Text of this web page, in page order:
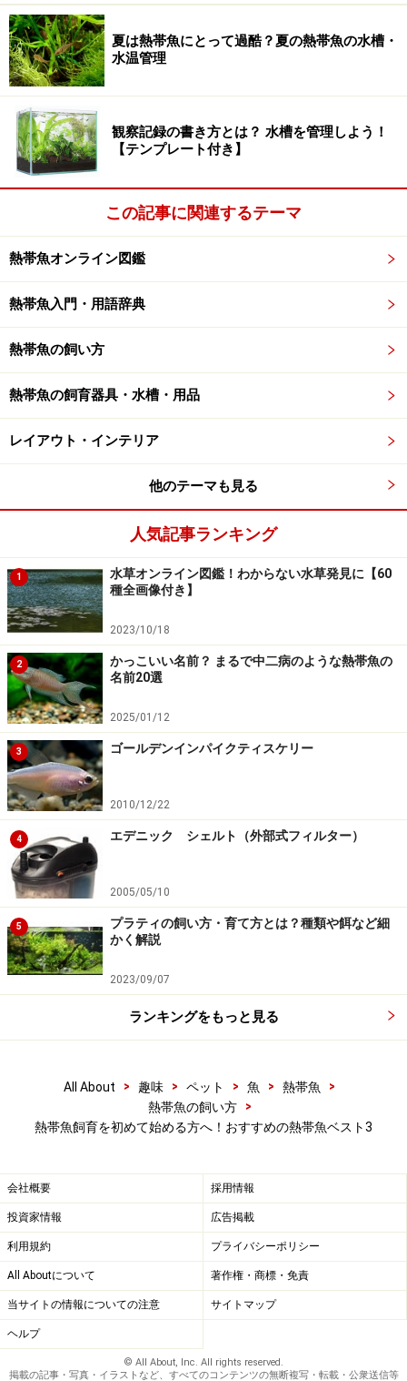
第3位 透明な体が魅力
トランスルーセントキャットフィッシュ
この透明感を見よ！骨までしっかり透けて見える
■水草とのコントラストが美しい
トランスルーセントキャットフィッシュは東南アジアに
生息するナマズの一種で、その特徴は何といってもこの
透明な体です。ここまで透明感のある魚は他にはほとん
どいません。透明な生物を飼育できること……これはアク
アリストの大きな特権と言っても過言ではありません。
しかもこの魚、ただ透明感を楽しめるだけではありませ
ん。光の当たる角度によって、透明な筋肉がプリズムの
ような効果を生み、虹のように輝きます。実はとても多
彩な色を楽しめる魚なのです。
※アクアリスト…熱帯魚などの水生動物を飼う人
特に、ろ過器等を使用して穏やかな水流を作り、沢山の
水草を植え込んだ水槽にこの魚を群泳させると、透明な
体越しに揺らめく水草の緑が映え、とても涼しげで爽や
かな水槽になります。最初はなかなか難しいかもしれま
せんが、ぜひ機会があれば、水草たっぷりの水槽で飼育
されてみてはどうでしょう。
■水槽には何匹か入れよう
群れで生活する魚なので、できるだけ匹数は多く入れる
ことをお勧めします。それなりの大きさには成長します
ので、水槽は45センチ以上は欲しいところです。
■ろ過器は性能の良いものを使おう
水質に対する順応性も高いですが、せっかくの魅力的な
透明な体も、水槽の水が汚れて濁っていては魅力半減で
す。やはり油断せずに定期的な水換えを行ったり、ろ過
能力に余裕のあるろ過器を使用して、飼育水の透明感を
高く保つ事を意識して飼育されるのが良いのではないで
しょうか。
第2位 色彩の美しさが特徴
ゴールデンハニードワーフグラミー
腹ビレを動かす仕草がとても可愛らしい
ゴールデンハニードワーフグラミーはインドに生息する
ハニードワーフグラミーという魚の改良品種です。明る
いレモンイエローがとても美しく、繁殖期のオスはより
色濃く、綺麗になります。
非常にメリハリのある泳ぎ方が特徴で、少し動いたかと
思うと、ピタッと止まるような独特な泳ぎ方です。触覚
のような腹ビレをひょこひょこと動かし、他個体やエサ
夏は熱帯魚にとって過酷？夏の熱帯魚の水槽・
水温管理
観察記録の書き方とは？ 水槽を管理しよう！
【テンプレート付き】
この記事に関連するテーマ
熱帯魚オンライン図鑑
熱帯魚入門・用語辞典
熱帯魚の飼い方
熱帯魚の飼育器具・水槽・用品
レイアウト・インテリア
他のテーマも見る
人気記事ランキング
1
水草オンライン図鑑！わからない水草発見に【60
種全画像付き】
2023/10/18
2
かっこいい名前？ まるで中二病のような熱帯魚の
名前20選
2025/01/12
3 ゴールデンインパイクティスケリー
2010/12/22
4 エデニック シェルト（外部式フィルター）
2005/05/10
5
プラティの飼い方・育て方とは？種類や餌など細
かく解説
2023/09/07
ランキングをもっと見る
All About > 趣味 > ペット > 魚 > 熱帯魚
>
熱帯魚の飼い方
>
熱帯魚飼育を初めて始める方へ！おすすめの熱帯魚ベスト3
会社概要 採用情報
投資家情報 広告掲載
利用規約 プライバシーポリシー
All Aboutについて 著作権・商標・免責
当サイトの情報についての注意 サイトマップ
ヘルプ
© All About, Inc. All rights reserved.
掲載の記事・写真・イラストなど、すべてのコンテンツの無断複写・転載・公衆送信等